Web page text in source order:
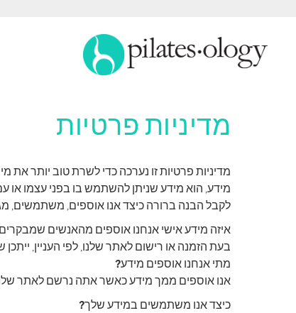
מדיניות פרטיות
מידע, הוא מידע שניתן להשתמש בו בפני עצמו או
לקבל הבנה ברורה כיצד אנו אוספים, משתמשים,
איזה מידע אישי אנחנו אוספים מהאנשים
בעת הזמנה או רישום לאתר שלנו, לפי העניין,
מתי אנחנו אוספים מידע?
אנו אוספים ממך מידע כאשר אתה נרשם לאתר
כיצד אנו משתמשים במידע שלך?